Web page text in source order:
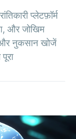
प्लेटफ़ॉर्म
और जोखिम
नुकसान खोजें